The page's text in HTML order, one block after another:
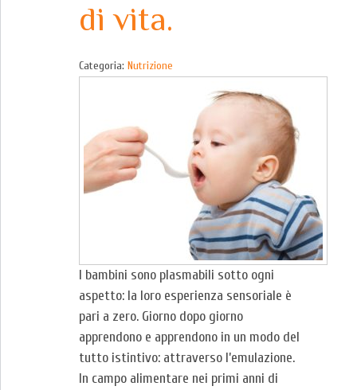
di vita.
Categoria: Nutrizione
I bambini sono plasmabili sotto ogni
aspetto: la loro esperienza sensoriale è
pari a zero. Giorno dopo giorno
apprendono e apprendono in un modo del
tutto istintivo: attraverso l’emulazione.
In campo alimentare nei primi anni di